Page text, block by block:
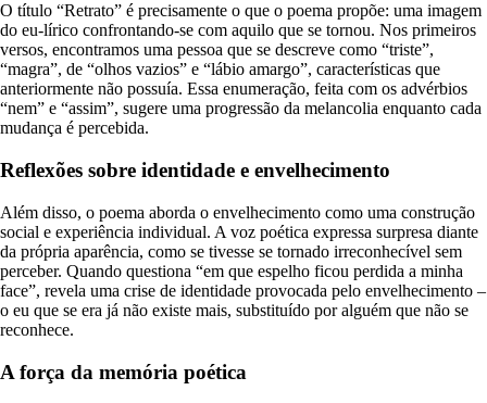
O título “Retrato” é precisamente o que o poema propõe: uma imagem
do eu-lírico confrontando-se com aquilo que se tornou. Nos primeiros
versos, encontramos uma pessoa que se descreve como “triste”,
“magra”, de “olhos vazios” e “lábio amargo”, características que
anteriormente não possuía. Essa enumeração, feita com os advérbios
“nem” e “assim”, sugere uma progressão da melancolia enquanto cada
mudança é percebida.
Reflexões sobre identidade e envelhecimento
Além disso, o poema aborda o envelhecimento como uma construção
social e experiência individual. A voz poética expressa surpresa diante
da própria aparência, como se tivesse se tornado irreconhecível sem
perceber. Quando questiona “em que espelho ficou perdida a minha
face”, revela uma crise de identidade provocada pelo envelhecimento –
o eu que se era já não existe mais, substituído por alguém que não se
reconhece.
A força da memória poética